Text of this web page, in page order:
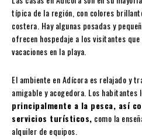
típica de la región, con colores
costera. Hay algunas posadas y
ofrecen hospedaje a los visitantes
vacaciones en la playa.
El ambiente en Adícora es relajado y
amigable y acogedora. Los habitantes
principalmente a la pesca, así
servicios turísticos, como la
alquiler de equipos.